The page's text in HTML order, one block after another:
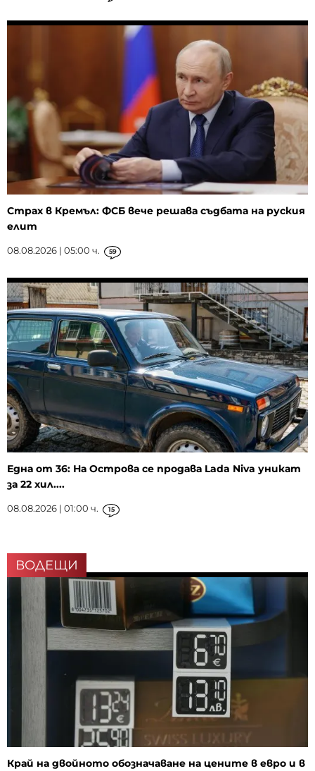
Страх в Кремъл: ФСБ вече решава съдбата на руския
елит
08.08.2026 | 05:00 ч. 59
Една от 36: На Острова се продава Lada Niva уникат
за 22 хил....
08.08.2026 | 01:00 ч. 15
ВОДЕЩИ
Край на двойното обозначаване на цените в евро и в